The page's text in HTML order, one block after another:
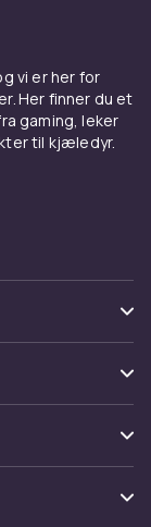
vi er her for
Her finner du et
gaming, leker
til kjæledyr.